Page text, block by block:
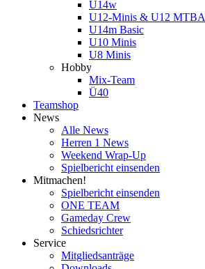
U14w
U12-Minis & U12 MTBA
U14m Basic
U10 Minis
U8 Minis
Hobby
Mix-Team
Ü40
Teamshop
News
Alle News
Herren 1 News
Weekend Wrap-Up
Spielbericht einsenden
Mitmachen!
Spielbericht einsenden
ONE TEAM
Gameday Crew
Schiedsrichter
Service
Mitgliedsanträge